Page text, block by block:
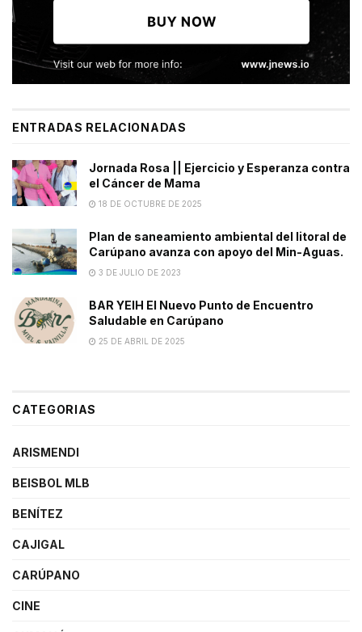
ENTRADAS RELACIONADAS
Jornada Rosa || Ejercicio y Esperanza contra
el Cáncer de Mama
18 DE OCTUBRE DE 2025
Plan de saneamiento ambiental del litoral de
Carúpano avanza con apoyo del Min-Aguas.
3 DE JULIO DE 2023
BAR YEIH El Nuevo Punto de Encuentro
Saludable en Carúpano
25 DE ABRIL DE 2025
CATEGORIAS
ARISMENDI
BEISBOL MLB
BENÍTEZ
CAJIGAL
CARÚPANO
CINE